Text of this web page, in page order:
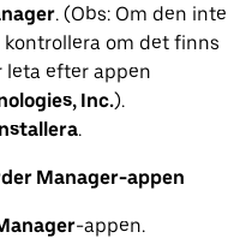
. (Obs: Om den inte
om det finns
leta efter appen
Inc.).
.
Manager-appen
-appen.